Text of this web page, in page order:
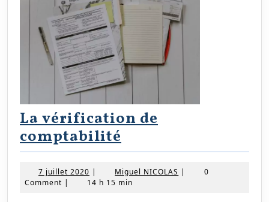
La vérification de
comptabilitéLa
vérification
de
comptabilité
7 juillet 2020 7
juillet
| Miguel NICOLAS Miguel
|
0
Comment | 14 h 15 min